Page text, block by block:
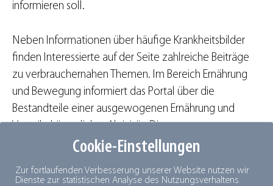
Cookie-Einstellungen
Zur fortlaufenden Verbesserung unserer Website nutzen wir
Dienste zur statistischen Analyse des Nutzungsverhaltens.
informieren soll.
Neben Informationen über häufige Krankheitsbilder
finden Interessierte auf der Seite zahlreiche Beiträge
zu verbrauchernahen Themen. Im Bereich Ernährung
und Bewegung informiert das Portal über die
Bestandteile einer ausgewogenen Ernährung und
Vorteile körperlicher Aktivität. Die
Themenschwerpunkte und Informationsangebote
sollen zudem ausgewiesene Experten die Redaktion